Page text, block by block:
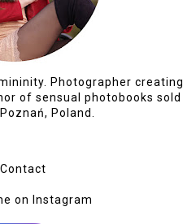
Photographer creating
of sensual photobooks sold
Poland.
Contact
on Instagram